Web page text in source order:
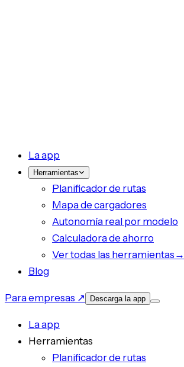
La app
Herramientas
Planificador de rutas
Mapa de cargadores
Autonomía real por modelo
Calculadora de ahorro
Ver todas las herramientas →
Blog
Para empresas ↗ Descarga la app
La app
Herramientas
Planificador de rutas